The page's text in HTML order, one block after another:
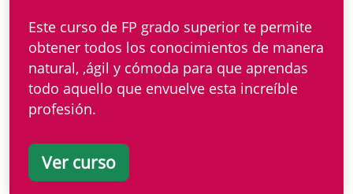
Este curso de FP grado superior te permite
obtener todos los conocimientos de manera
natural, ,ágil y cómoda para que aprendas
todo aquello que envuelve esta increíble
profesión.
Ver curso